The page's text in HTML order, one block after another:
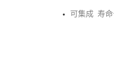
可集成 寿命